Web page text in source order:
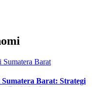
Barat: Strategi